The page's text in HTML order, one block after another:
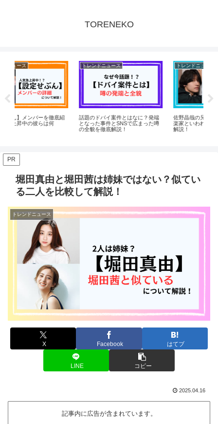
TORENEKO
トレンドニュース
話題のドバイ案件とはなに？発端
となった事件とSNSで広まった噂
トレンドニュース
佐野晶哉の兄はやばい人？天才音
楽家といわれる佐野幹仁について
解説！
PR
堀田真由と堀田茜は姉妹ではない？似てい
る二人を比較して解説！
トレンドニュース
X Facebook はてブ
LINE コピー
2025.04.16
記事内に広告が含まれています。